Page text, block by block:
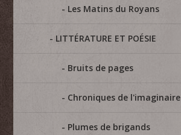
Les Matins du Royans
LITTÉRATURE ET POÉSIE
Bruits de pages
Chroniques de l'imaginaire
Plumes de brigands